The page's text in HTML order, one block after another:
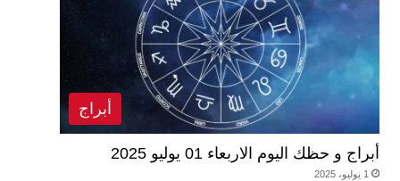
أبراج
أبراج و حظك اليوم الاربعاء 01 يوليو 2025
1 يوليو، 2025